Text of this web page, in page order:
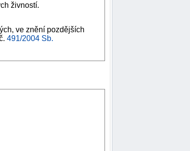
živností.
ve znění pozdějších
491/2004 Sb.